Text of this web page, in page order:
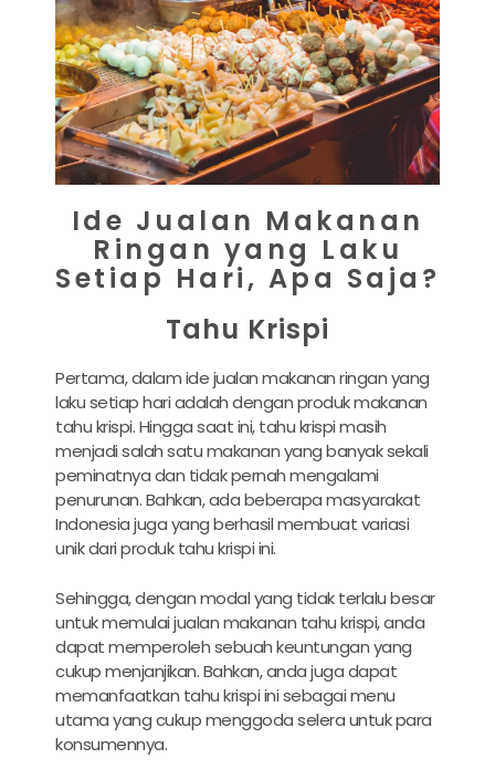
Ide Jualan Makanan
Ringan yang Laku
Setiap Hari, Apa Saja?
Tahu Krispi
Pertama, dalam ide jualan makanan ringan yang
laku setiap hari adalah dengan produk makanan
tahu krispi. Hingga saat ini, tahu krispi masih
menjadi salah satu makanan yang banyak sekali
peminatnya dan tidak pernah mengalami
penurunan. Bahkan, ada beberapa masyarakat
Indonesia juga yang berhasil membuat variasi
unik dari produk tahu krispi ini.
Sehingga, dengan modal yang tidak terlalu besar
untuk memulai jualan makanan tahu krispi, anda
dapat memperoleh sebuah keuntungan yang
cukup menjanjikan. Bahkan, anda juga dapat
memanfaatkan tahu krispi ini sebagai menu
utama yang cukup menggoda selera untuk para
konsumennya.